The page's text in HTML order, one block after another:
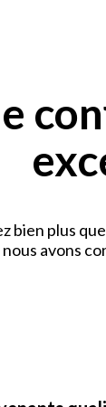
bien plus
avons